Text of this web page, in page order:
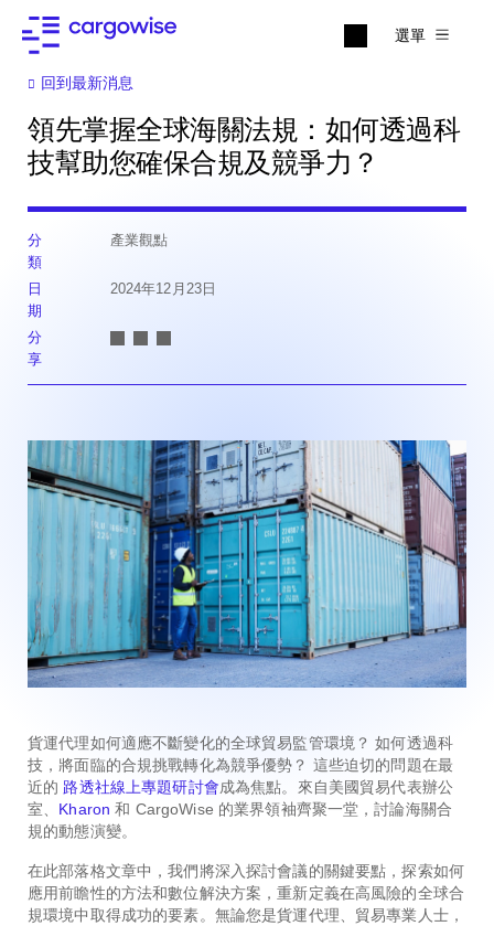
選單
回到最新消息
領先掌握全球海關法規：如何透過科
技幫助您確保合規及競爭力？
分
類
產業觀點
日
期
2024年12月23日
分
享
貨運代理如何適應不斷變化的全球貿易監管環境？ 如何透過科
技，將面臨的合規挑戰轉化為競爭優勢？ 這些迫切的問題在最
近的 路透社線上專題研討會成為焦點。來自美國貿易代表辦公
室、 Kharon 和 CargoWise 的業界領袖齊聚一堂，討論海關合
規的動態演變。
在此部落格文章中，我們將深入探討會議的關鍵要點，探索如何
應用前瞻性的方法和數位解決方案，重新定義在高風險的全球合
規環境中取得成功的要素。無論您是貨運代理、貿易專業人士，